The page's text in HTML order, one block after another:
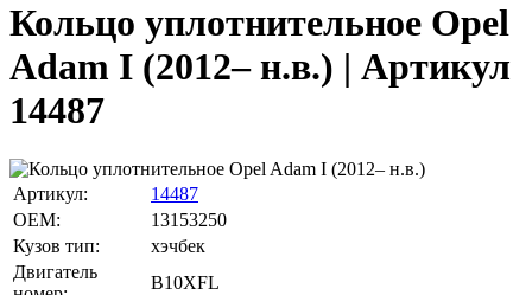
Кольцо уплотнительное Opel
Adam I (2012– н.в.) | Артикул
14487
Артикул:
14487
OEM:
13153250
Кузов тип:
хэчбек
Двигатель
B10XFL